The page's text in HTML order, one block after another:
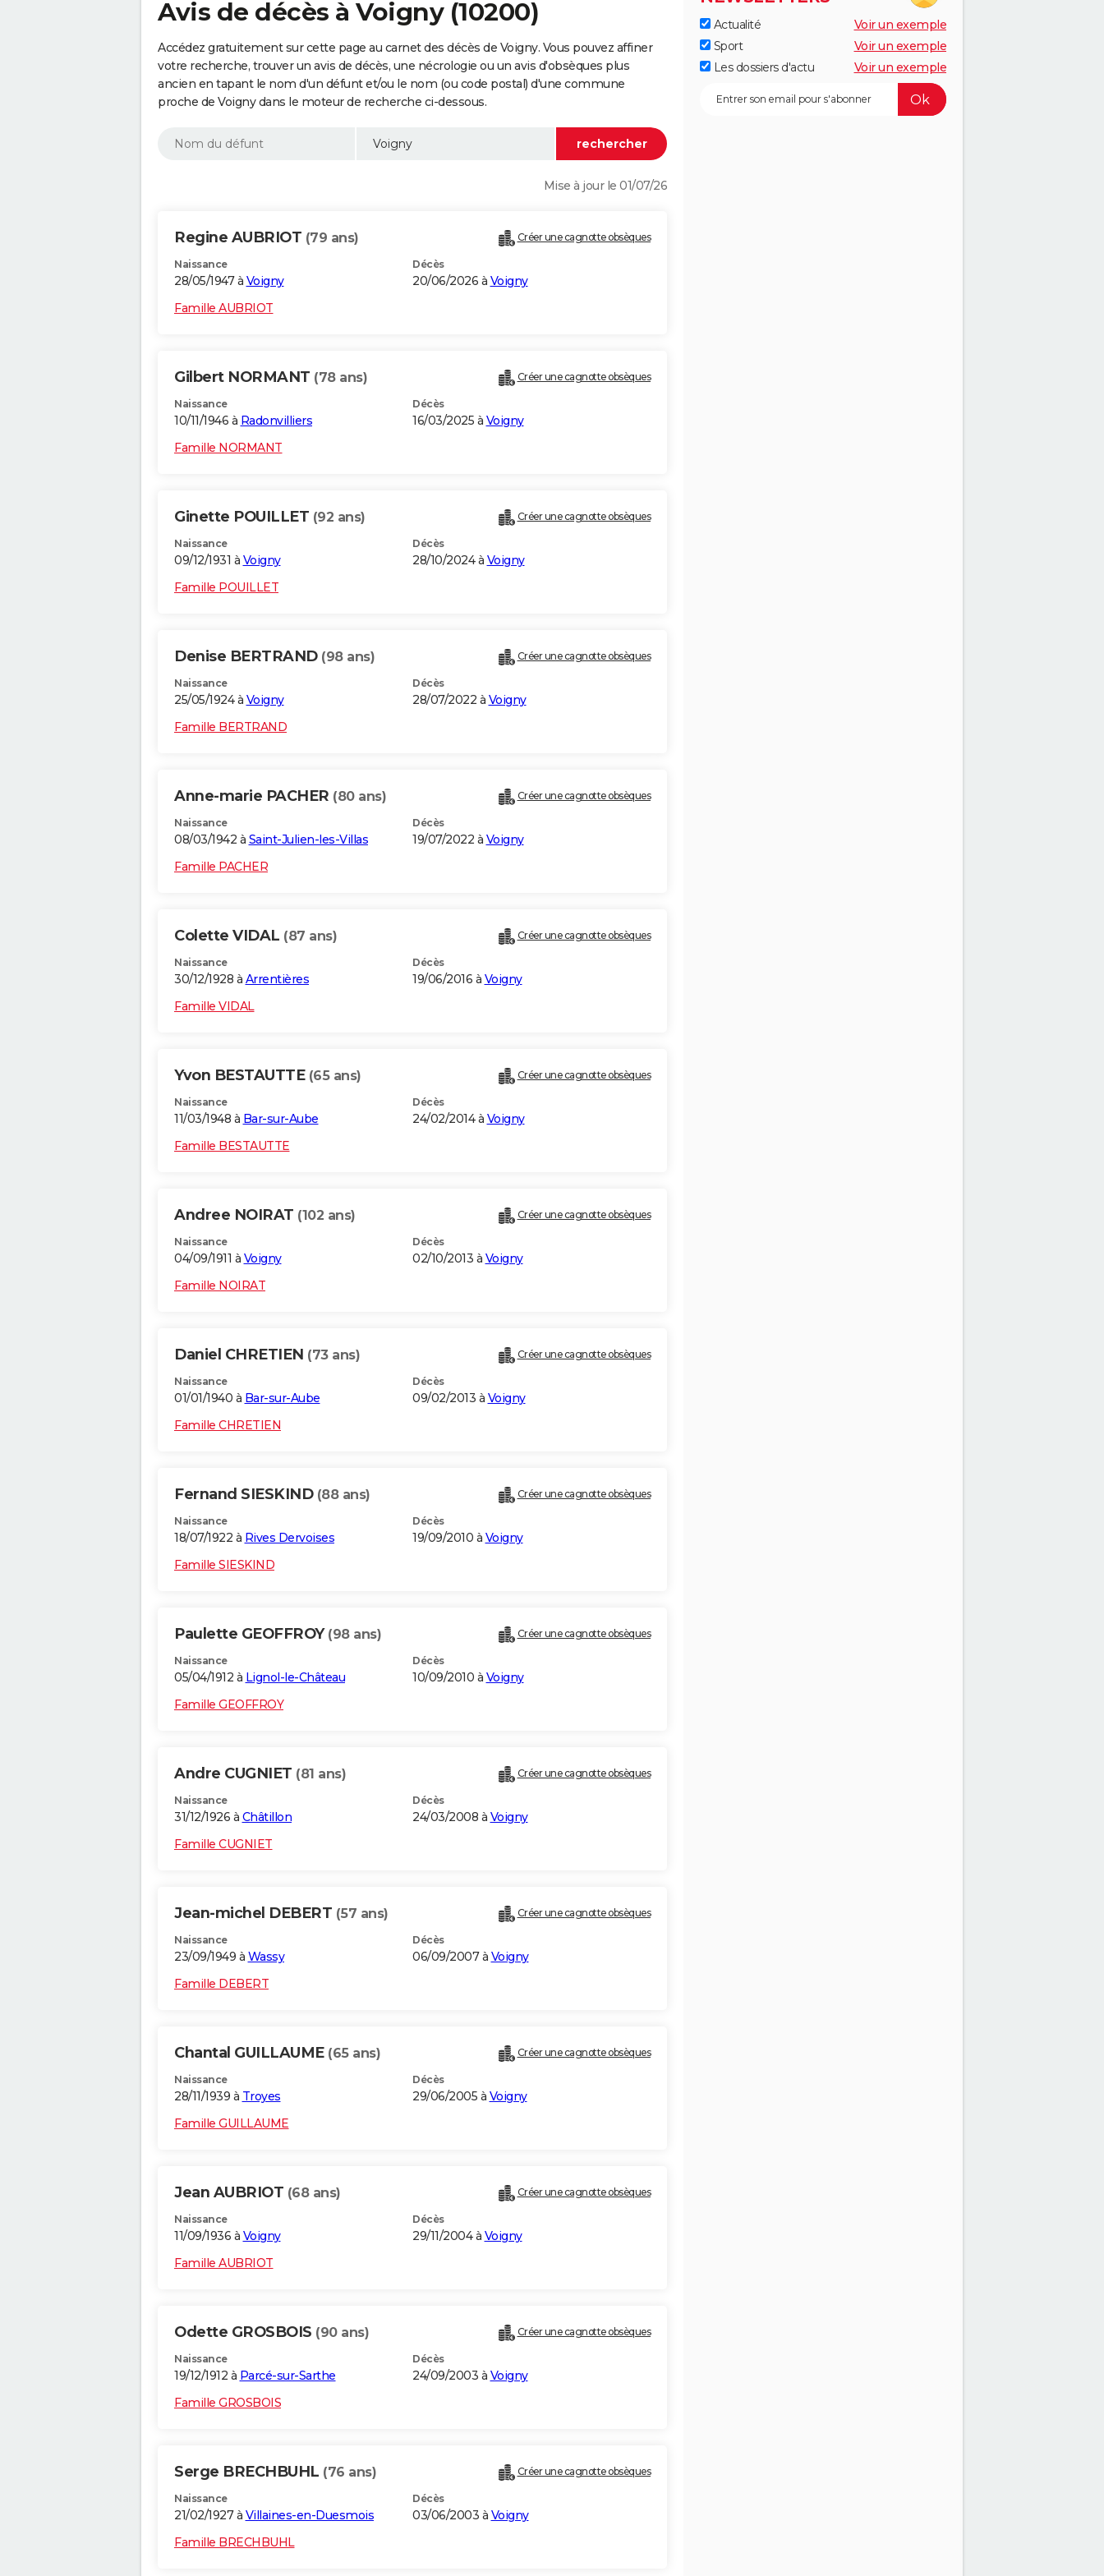
Avis de décès à Voigny (10200)
Accédez gratuitement sur cette page au carnet des décès de Voigny. Vous pouvez affiner
votre recherche, trouver un avis de décès, une nécrologie ou un avis d'obsèques plus
ancien en tapant le nom d'un défunt et/ou le nom (ou code postal) d'une commune
proche de Voigny dans le moteur de recherche ci-dessous.
Mise à jour le 01/07/26
Regine AUBRIOT (79 ans) Créer une cagnotte obsèques
Naissance
28/05/1947 à Voigny
Décès
20/06/2026 à Voigny
Famille AUBRIOT
Gilbert NORMANT (78 ans) Créer une cagnotte obsèques
Naissance
10/11/1946 à Radonvilliers
Décès
16/03/2025 à Voigny
Famille NORMANT
Ginette POUILLET (92 ans) Créer une cagnotte obsèques
Naissance
09/12/1931 à Voigny
Décès
28/10/2024 à Voigny
Famille POUILLET
Denise BERTRAND (98 ans) Créer une cagnotte obsèques
Naissance
25/05/1924 à Voigny
Décès
28/07/2022 à Voigny
Famille BERTRAND
Anne-marie PACHER (80 ans) Créer une cagnotte obsèques
Naissance
08/03/1942 à Saint-Julien-les-Villas
Décès
19/07/2022 à Voigny
Famille PACHER
Colette VIDAL (87 ans) Créer une cagnotte obsèques
Naissance
30/12/1928 à Arrentières
Décès
19/06/2016 à Voigny
Famille VIDAL
Yvon BESTAUTTE (65 ans) Créer une cagnotte obsèques
Naissance
11/03/1948 à Bar-sur-Aube
Décès
24/02/2014 à Voigny
Famille BESTAUTTE
Andree NOIRAT (102 ans) Créer une cagnotte obsèques
Naissance
04/09/1911 à Voigny
Décès
02/10/2013 à Voigny
Famille NOIRAT
Daniel CHRETIEN (73 ans) Créer une cagnotte obsèques
Naissance
01/01/1940 à Bar-sur-Aube
Décès
09/02/2013 à Voigny
Famille CHRETIEN
Fernand SIESKIND (88 ans) Créer une cagnotte obsèques
Naissance
18/07/1922 à Rives Dervoises
Décès
19/09/2010 à Voigny
Famille SIESKIND
Paulette GEOFFROY (98 ans) Créer une cagnotte obsèques
Naissance
05/04/1912 à Lignol-le-Château
Décès
10/09/2010 à Voigny
Famille GEOFFROY
Andre CUGNIET (81 ans) Créer une cagnotte obsèques
Naissance
31/12/1926 à Châtillon
Décès
24/03/2008 à Voigny
Famille CUGNIET
Jean-michel DEBERT (57 ans) Créer une cagnotte obsèques
Naissance
23/09/1949 à Wassy
Décès
06/09/2007 à Voigny
Famille DEBERT
Chantal GUILLAUME (65 ans) Créer une cagnotte obsèques
Naissance
28/11/1939 à Troyes
Décès
29/06/2005 à Voigny
Famille GUILLAUME
Jean AUBRIOT (68 ans) Créer une cagnotte obsèques
Naissance
11/09/1936 à Voigny
Décès
29/11/2004 à Voigny
Famille AUBRIOT
Odette GROSBOIS (90 ans) Créer une cagnotte obsèques
Naissance
19/12/1912 à Parcé-sur-Sarthe
Décès
24/09/2003 à Voigny
Famille GROSBOIS
Serge BRECHBUHL (76 ans) Créer une cagnotte obsèques
Naissance
21/02/1927 à Villaines-en-Duesmois
Décès
03/06/2003 à Voigny
Famille BRECHBUHL
Actualité
Voir un exemple
Sport
Voir un exemple
Les dossiers d'actu
Voir un exemple